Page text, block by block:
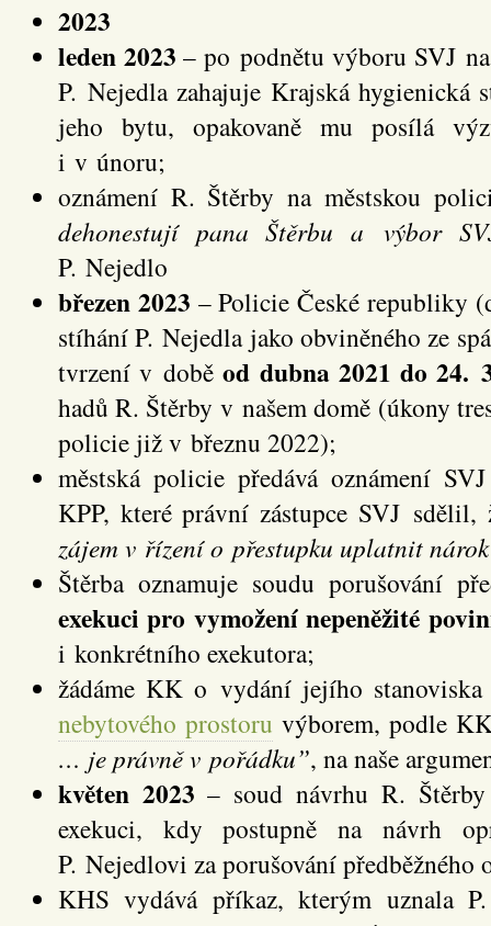
2023
leden 2023– po podnětu výboru SVJ
P. Nejedla zahajuje Krajská
jeho bytu, opakovaně mu posílá
i v únoru;
oznámení R. Štěrby na městskou
dehonestují pana Štěrbu a výbor
P. Nejedlo
březen 2023 – Policie České republiky
stíhání P. Nejedla jako obviněného ze
tvrzení v doběod dubna 2021 do 24.
hadů R. Štěrby v našem domě (úkony
policie již v březnu 2022);
městská policie předává oznámení
KPP, které právní zástupce SVJ
zájem v řízení o přestupku uplatnit
Štěrba oznamuje soudu porušování
exekuci pro vymožení nepeněžité
i konkrétního exekutora;
žádáme KK o vydání jejího
nebytového prostoru výborem, podle
… je právně v pořádku”, na naše
květen 2023 – soud návrhu R.
exekuci, kdy postupně na návrh
P. Nejedlovi za porušování
KHS vydává příkaz, kterým uznala